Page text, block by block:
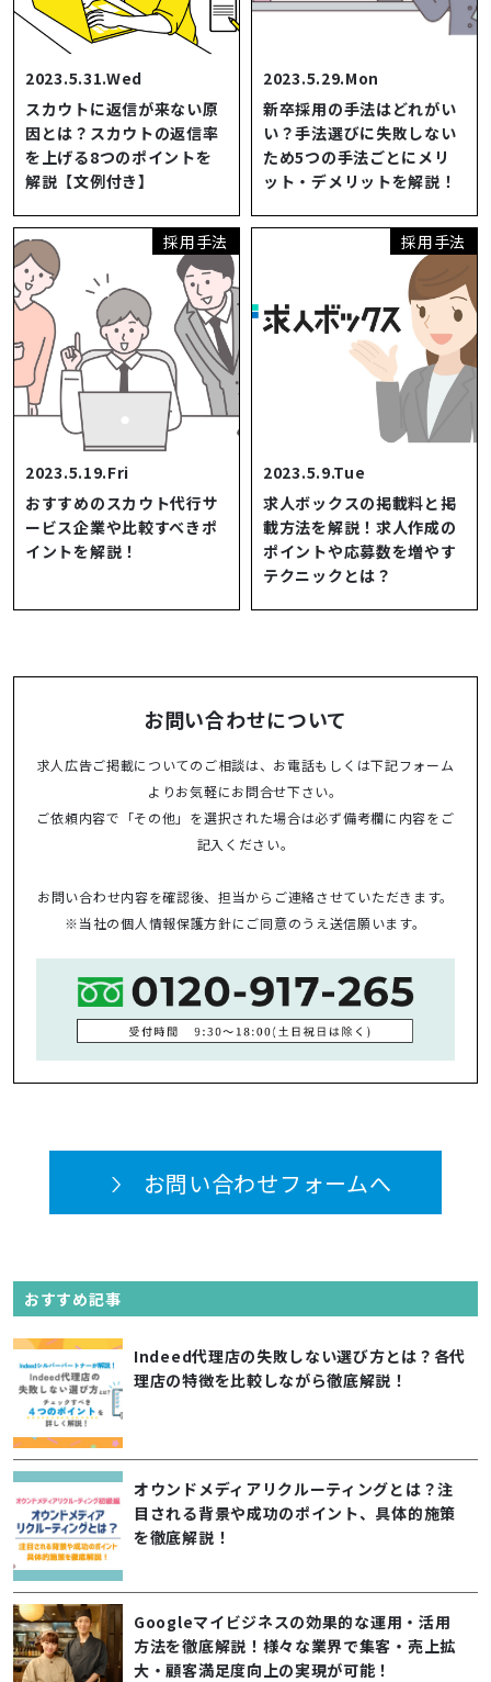
2023.5.31.Wed
スカウトに返信が来ない原
因とは？スカウトの返信率
を上げる8つのポイントを
解説【文例付き】
2023.5.29.Mon
新卒採用の手法はどれがい
い？手法選びに失敗しない
ため5つの手法ごとにメリ
ット・デメリットを解説！
採用手法
2023.5.19.Fri
おすすめのスカウト代行サ
ービス企業や比較すべきポ
イントを解説！
採用手法
2023.5.9.Tue
求人ボックスの掲載料と掲
載方法を解説！求人作成の
ポイントや応募数を増やす
テクニックとは？
お問い合わせについて
求人広告ご掲載についてのご相談は、お電話もしくは下記フォーム
よりお気軽にお問合せ下さい。
ご依頼内容で「その他」を選択された場合は必ず備考欄に内容をご
記入ください。
お問い合わせ内容を確認後、担当からご連絡させていただきます。
※当社の個人情報保護方針にご同意のうえ送信願います。
お問い合わせフォームへ
おすすめ記事
Indeed代理店の失敗しない選び方とは？各代
理店の特徴を比較しながら徹底解説！
オウンドメディアリクルーティングとは？注
目される背景や成功のポイント、具体的施策
を徹底解説！
Googleマイビジネスの効果的な運用・活用
方法を徹底解説！様々な業界で集客・売上拡
大・顧客満足度向上の実現が可能！